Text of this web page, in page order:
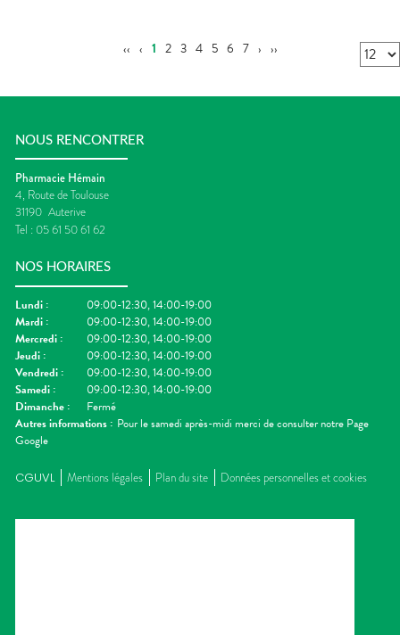
‹‹ ‹ 1 2 3 4 5 6 7 › ››
NOUS RENCONTRER
Pharmacie Hémain
4, Route de Toulouse
31190 Auterive
Tel : 05 61 50 61 62
NOS HORAIRES
Lundi :
09:00-12:30, 14:00-19:00
Mardi :
09:00-12:30, 14:00-19:00
Mercredi :
09:00-12:30, 14:00-19:00
Jeudi :
09:00-12:30, 14:00-19:00
Vendredi :
09:00-12:30, 14:00-19:00
Samedi :
09:00-12:30, 14:00-19:00
Dimanche :
Fermé
Autres informations : Pour le samedi après-midi merci de consulter notre Page
Google
CGUVL Mentions légales Plan du site Données personnelles et cookies